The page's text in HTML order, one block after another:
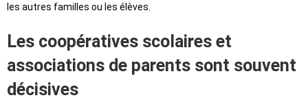
les autres familles ou les élèves.
Les coopératives scolaires et
associations de parents sont souvent
décisives